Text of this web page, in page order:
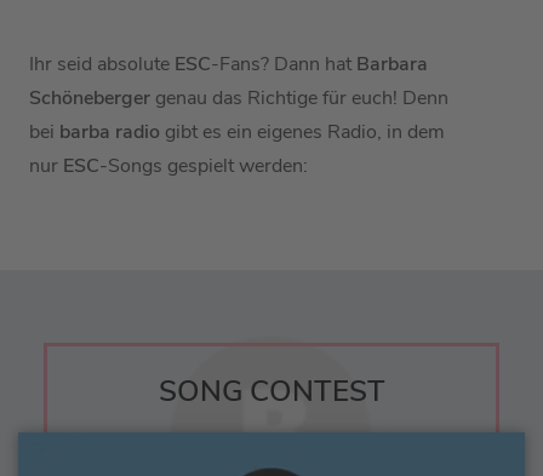
Ihr seid absolute ESC-Fans? Dann hat Barbara
Schöneberger genau das Richtige für euch! Denn
bei barba radio gibt es ein eigenes Radio, in dem
nur ESC-Songs gespielt werden:
SONG CONTEST